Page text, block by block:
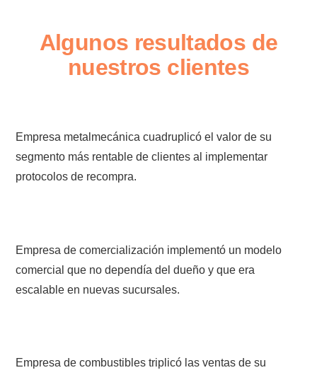
Algunos resultados de
nuestros clientes
Empresa metalmecánica cuadruplicó el valor de su
segmento más rentable de clientes al implementar
protocolos de recompra.
Empresa de comercialización implementó un modelo
comercial que no dependía del dueño y que era
escalable en nuevas sucursales.
Empresa de combustibles triplicó las ventas de su